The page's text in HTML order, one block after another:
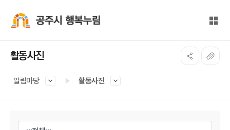
전체
활동사진
알림마당 활동사진